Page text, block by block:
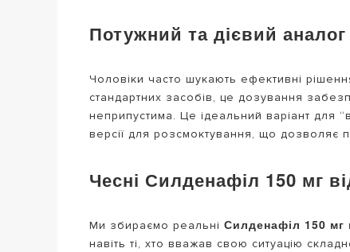
Потужний та дієвий
Чоловіки часто шукають ефективні
стандартних засобів, це дозування
неприпустима. Це ідеальний варіант для
версії для розсмоктування, що дозволяє
Чесні Силденафіл 150 мг
Ми збираємо реальні Силденафіл 150 мг
навіть ті, хто вважав свою ситуацію